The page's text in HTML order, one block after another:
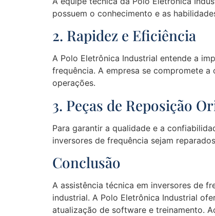
possuem o conhecimento e as
2. Rapidez e Eficiência
A Polo Eletrônica Industrial entende a
frequência. A empresa se compromete
operações.
3. Peças de Reposição
Para garantir a qualidade e a
inversores de frequência sejam
Conclusão
A assistência técnica em inversores de
industrial. A Polo Eletrônica Industrial
atualização de software e treinamento.